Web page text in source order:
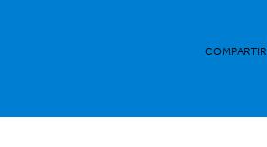
COMPARTIR